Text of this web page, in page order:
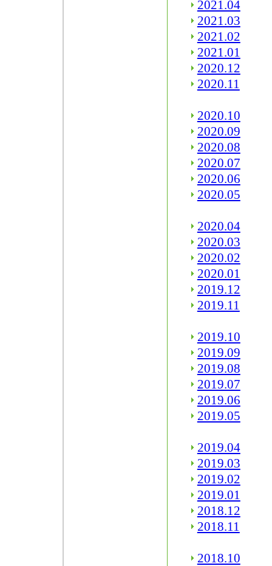
2021.04
2021.03
2021.02
2021.01
2020.12
2020.11
2020.10
2020.09
2020.08
2020.07
2020.06
2020.05
2020.04
2020.03
2020.02
2020.01
2019.12
2019.11
2019.10
2019.09
2019.08
2019.07
2019.06
2019.05
2019.04
2019.03
2019.02
2019.01
2018.12
2018.11
2018.10